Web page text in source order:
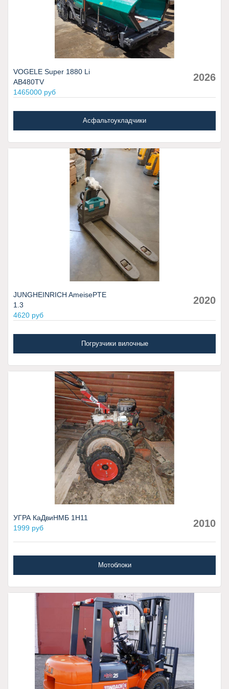
VOGELE Super 1880 Li
AB480TV
1465000 руб
2026
Асфальтоукладчики
JUNGHEINRICH AmeisePTE
1.3
4620 руб
2020
Погрузчики вилочные
УГРА КаДвиНМБ 1Н11
1999 руб
2010
Мотоблоки